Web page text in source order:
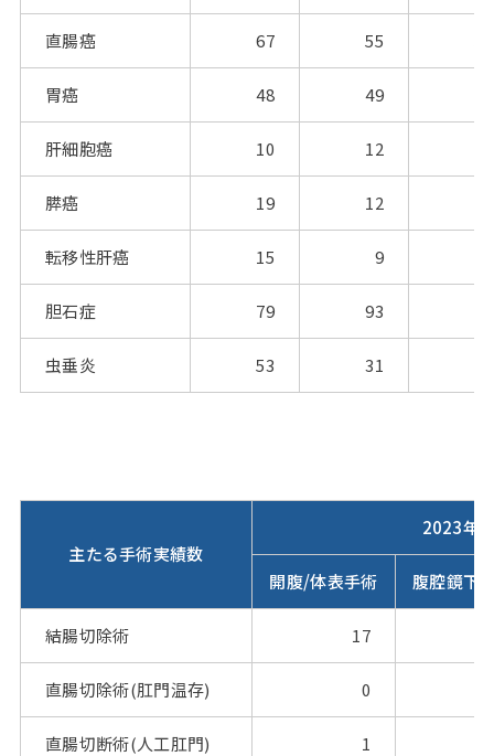
直腸癌 67 55
胃癌 48 49
肝細胞癌 10 12
膵癌 19 12
転移性肝癌 15 9
胆石症 79 93
虫垂炎 53 31
主たる手術実績数
2023年
開腹/体表手術 腹腔鏡下
結腸切除術 17
直腸切除術(肛門温存) 0
直腸切断術(人工肛門) 1